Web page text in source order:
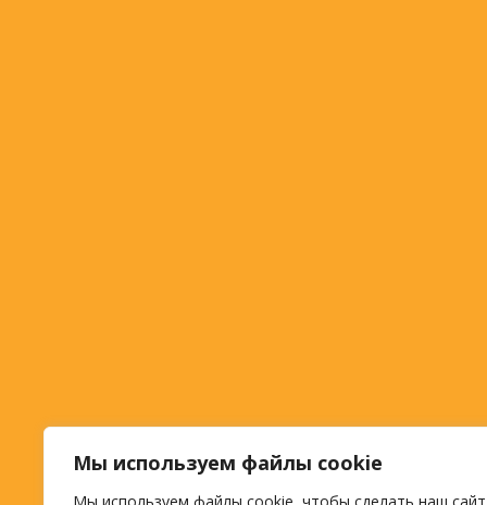
Мы используем файлы cookie